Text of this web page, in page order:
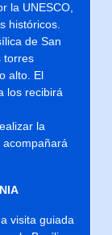
la UNESCO,
históricos.
de San
torres
alto. El
los recibirá
la
visita guiada